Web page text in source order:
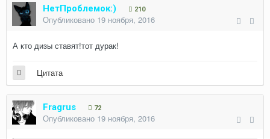
НетПроблемок:) 210
Опубликовано 19 ноября, 2016
А кто дизы ставят!тот дурак!
Цитата
Fragrus 72
Опубликовано 19 ноября, 2016